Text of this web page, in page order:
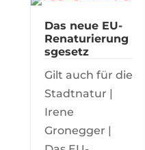
Das neue EU-
Renaturierung
sgesetz
Gilt auch für die
Stadtnatur |
Irene
Gronegger |